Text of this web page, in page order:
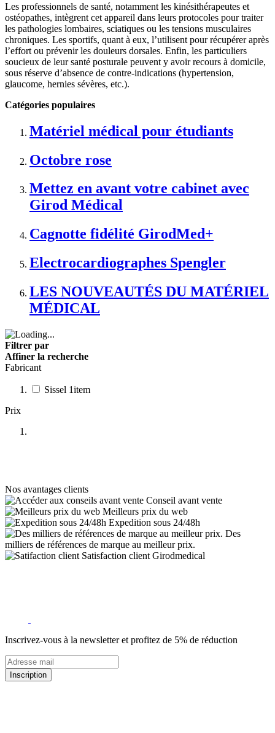
Les professionnels de santé, notamment les kinésithérapeutes et
ostéopathes, intègrent cet appareil dans leurs protocoles pour traiter
les pathologies lombaires, sciatiques ou les tensions musculaires
chroniques. Les sportifs, quant à eux, l’utilisent pour récupérer après
l’effort ou prévenir les douleurs dorsales. Enfin, les particuliers
soucieux de leur santé posturale peuvent y avoir recours à domicile,
sous réserve d’absence de contre-indications (hypertension,
glaucome, hernies sévères, etc.).
Catégories populaires
Matériel médical pour étudiants
Octobre rose
Mettez en avant votre cabinet avec
Girod Médical
Cagnotte fidélité GirodMed+
Electrocardiographes Spengler
LES NOUVEAUTÉS DU MATÉRIEL
MÉDICAL
Filtrer par
Affiner la recherche
Fabricant
Sissel 1item
Prix
Nos avantages clients
Conseil avant vente
Meilleurs prix du web
Expedition sous 24/48h
Des
milliers de références de marque au meilleur prix.
Satisfaction client Girodmedical
Inscrivez-vous à la newsletter et profitez de 5% de réduction
Inscription